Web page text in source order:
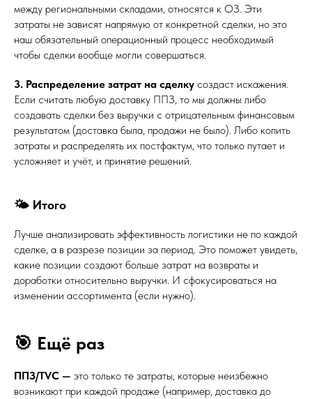
между региональными складами, относятся к ОЗ. Эти
затраты не зависят напрямую от конкретной сделки, но это
наш обязательный операционный процесс необходимый
чтобы сделки вообще могли совершаться.
3. Распределение затрат на сделку создаст искажения.
Если считать любую доставку ППЗ, то мы должны либо
создавать сделки без выручки с отрицательным финансовым
результатом (доставка была, продажи не было). Либо копить
затраты и распределять их постфактум, что только путает и
усложняет и учёт, и принятие решений.
🌤 Итого
Лучше анализировать эффективность логистики не по каждой
сделке, а в разрезе позиции за период. Это поможет увидеть,
какие позиции создают больше затрат на возвраты и
доработки относительно выручки. И сфокусироваться на
изменении ассортимента (если нужно).
🎯 Ещё раз
ППЗ/TVC — это только те затраты, которые неизбежно
возникают при каждой продаже (например, доставка до